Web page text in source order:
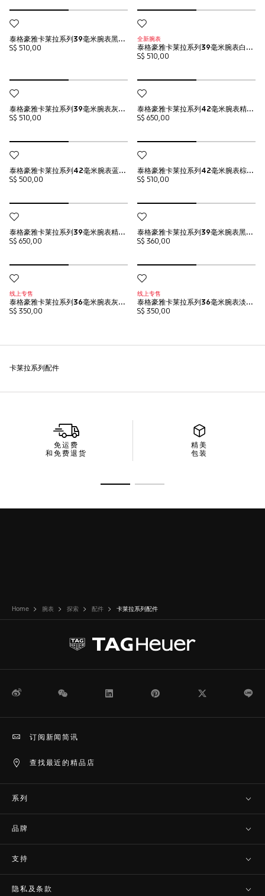
免运费
和免费退货
精美
包装
Home 腕表 探索 配件 卡莱拉系列配件
微博 WeChat Pinterest
查找最近的精品店
订阅新闻简讯
系列
品牌
支持
隐私及条款